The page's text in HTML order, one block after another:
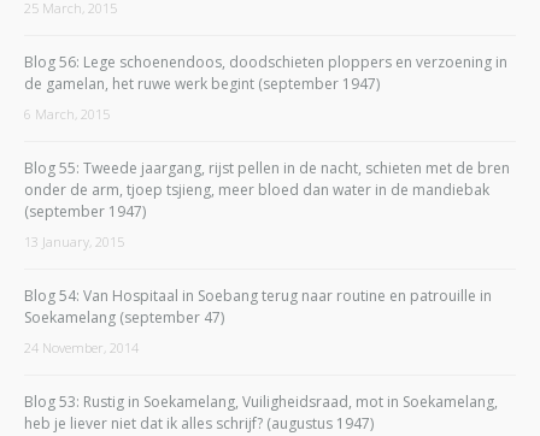
25 March, 2015
Blog 56: Lege schoenendoos, doodschieten ploppers en verzoening in
de gamelan, het ruwe werk begint (september 1947)
6 March, 2015
Blog 55: Tweede jaargang, rijst pellen in de nacht, schieten met de bren
onder de arm, tjoep tsjieng, meer bloed dan water in de mandiebak
(september 1947)
13 January, 2015
Blog 54: Van Hospitaal in Soebang terug naar routine en patrouille in
Soekamelang (september 47)
24 November, 2014
Blog 53: Rustig in Soekamelang, Vuiligheidsraad, mot in Soekamelang,
heb je liever niet dat ik alles schrijf? (augustus 1947)